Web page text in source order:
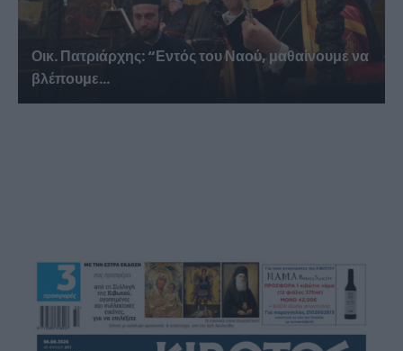
Οικ. Πατριάρχης: “Εντός του Ναού, μαθαίνουμε να
βλέπουμε...